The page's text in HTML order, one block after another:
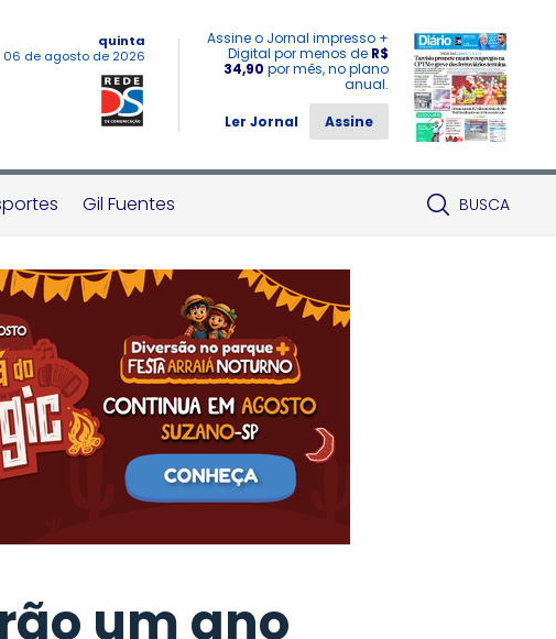
quinta
06 de agosto de 2026
Assine o Jornal impresso +
Digital por menos de R$
34,90 por mês, no plano
anual.
Ler Jornal
Assine
Gil Fuentes BUSCA
um ano